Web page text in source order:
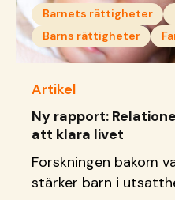
Barnets rättigheter
Barns rättigheter
Artikel
Ny rapport:
att klara livet
Forskningen bakom
stärker barn i